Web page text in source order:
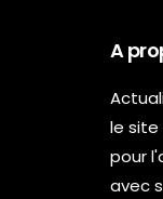
A
le site
pour
avec